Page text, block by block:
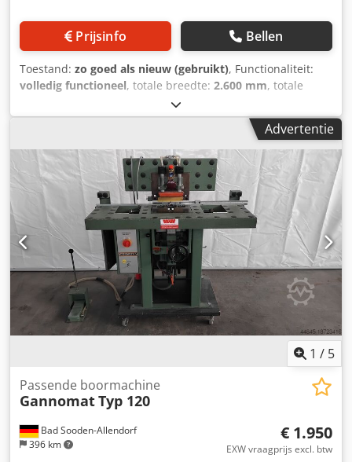
Prijsinfo Bellen
Toestand: zo goed als nieuw (gebruikt), Functionaliteit:
volledig functioneel, totale breedte: 2.600 mm, totale
, Motorvermogen: 0,75 kW met een
boorkop voor het boren van hoeklagers en olijven Csdpfxjx
Ez Uao Aa Deha automatische hoogtedetectie Advertentie
1 / 5
Bad Sooden-Allendorf
396 km
Passende boormachine
GannomatTyp 120
€ 1.950
EXW vraagprijs excl. btw